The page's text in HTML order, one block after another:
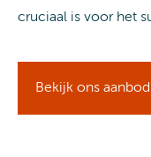
cruciaal is voor het
Bekijk ons aanbod